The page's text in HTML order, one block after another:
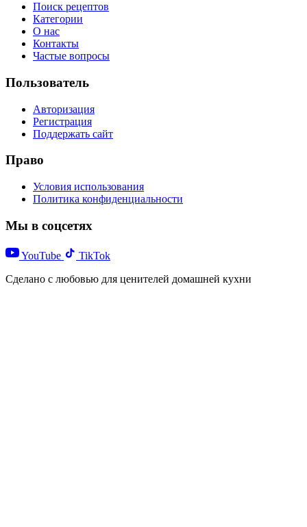
Поиск рецептов
Категории
О нас
Контакты
Частые вопросы
Пользователь
Авторизация
Регистрация
Поддержать сайт
Право
Условия использования
Политика конфиденциальности
Мы в соцсетях
YouTube
TikTok
Сделано с любовью для ценителей домашней кухни